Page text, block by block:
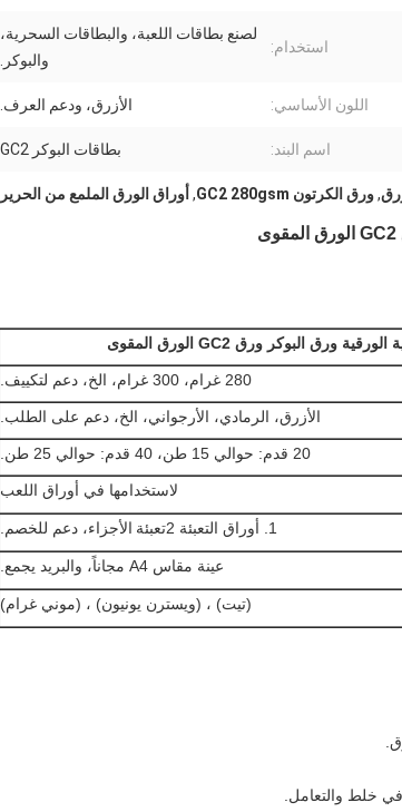
استخدام:
لصنع بطاقات اللعبة، والبطاقات السحرية،
والبوكر.
اللون الأساسي: الأزرق، ودعم العرف.
اسم البند: بطاقات البوكر GC2
,ورق الكرتون GC2 280gsm , أوراق الورق الملمع من الحرير
280 غرام، 300 غرام، الخ، دعم لتكييف.
الأزرق، الرمادي، الأرجواني، الخ، دعم على الطلب.
20 قدم: حوالي 15 طن، 40 قدم: حوالي 25 طن.
لاستخدامها في أوراق اللعب
1. أوراق التعبئة 2 تعبئة الأجزاء، دعم للخصم.
عينة مقاس A4 مجاناً، والبريد يجمع.
(تيت) ، (ويسترن يونيون) ، (موني غرام)